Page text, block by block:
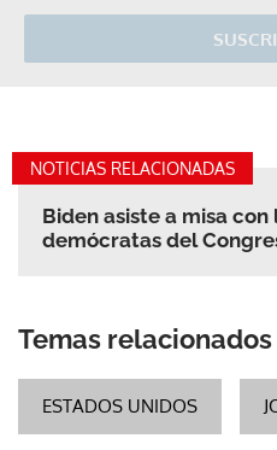
NOTICIAS RELACIONADAS
Biden asiste a misa
demócratas del
Temas relacionados
ESTADOS UNIDOS